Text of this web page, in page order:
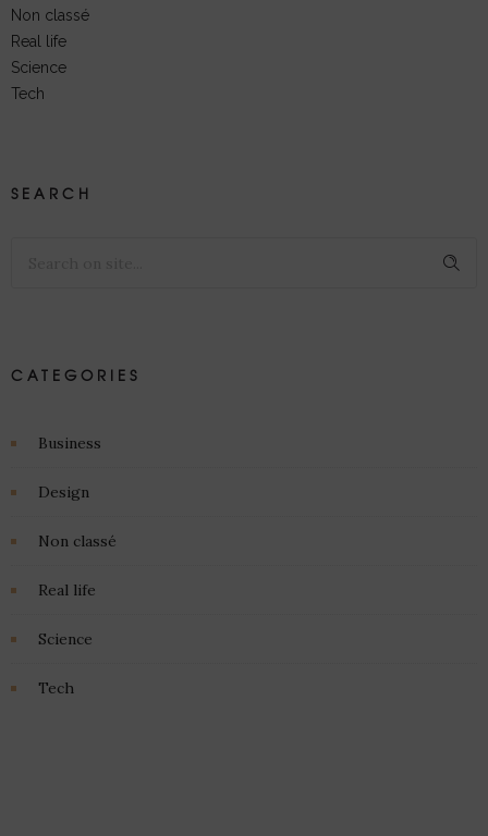
Non classé
Real life
Science
Tech
SEARCH
CATEGORIES
Business
Design
Non classé
Real life
Science
Tech